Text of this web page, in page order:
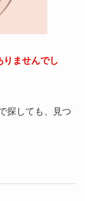
りませんでし
探しても、見つ